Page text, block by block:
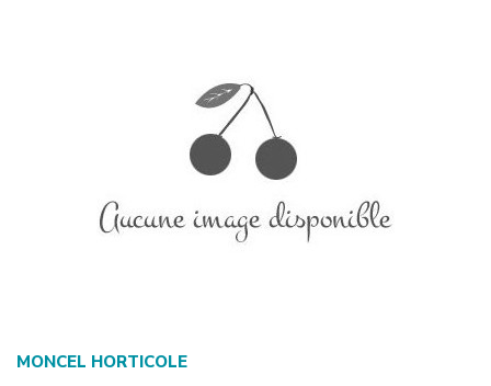
MONCEL HORTICOLE